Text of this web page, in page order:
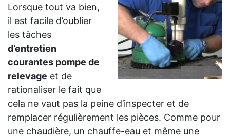
Lorsque tout va bien,
il est facile d’oublier
les tâches
d’entretien
courantes pompe de
relevage et de
rationaliser le fait que
cela ne vaut pas la peine d’inspecter et de
remplacer régulièrement les pièces. Comme pour
une chaudière, un chauffe-eau et même une